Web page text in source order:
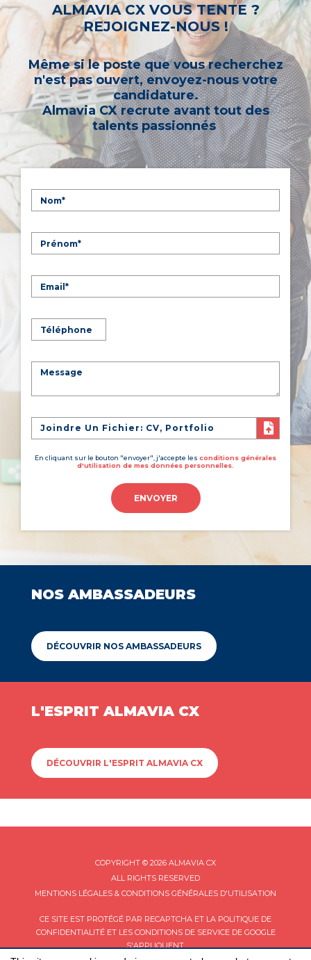
ALMAVIA CX VOUS TENTE ?
REJOIGNEZ-NOUS !
Même si le poste que vous recherchez
n'est pas ouvert, envoyez-nous votre
candidature.
Almavia CX recrute avant tout des
talents passionnés
Joindre Un Fichier: CV, Portfolio
En cliquant sur le bouton "envoyer", j'accepte les conditions générales
d'utilisation de mes données personnelles.
ENVOYER
NOS AMBASSADEURS
DÉCOUVRIR NOS AMBASSADEURS
L'ESPRIT ALMAVIA CX
DÉCOUVRIR L'ESPRIT ALMAVIA CX
COPYRIGHT © 2026 ALMAVIA CX
ALL RIGHTS RESERVED
MENTIONS LÉGALES & CONDITIONS GÉNÉRALES D'UTILISATION
CE SITE EST PROTÉGÉ PAR RECAPTCHA ET LA POLITIQUE DE
CONFIDENTIALITÉET LES CONDITIONS DE SERVICEDE GOOGLE
S'APPLIQUENT.